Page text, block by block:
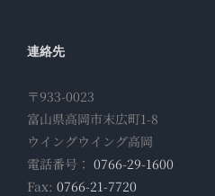
連絡先
〒933-0023
富山県高岡市末広町1-8
ウイングウイング高岡
電話番号： 0766-29-1600
Fax: 0766-21-7720